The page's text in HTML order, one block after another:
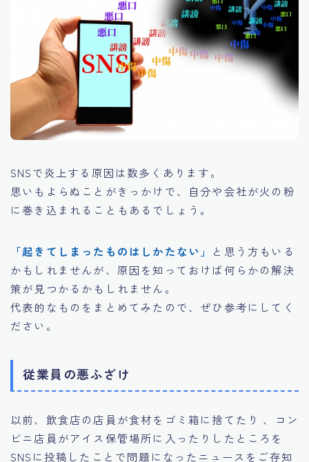
SNSで炎上する原因は数多くあります。
思いもよらぬことがきっかけで、自分や会社が火の粉
に巻き込まれることもあるでしょう。
「起きてしまったものはしかたない」
と思う方もいる
かもしれませんが、原因を知っておけば何らかの解決
策が見つかるかもしれません。
代表的なものをまとめてみたので、ぜひ参考にしてく
ださい。
従業員の悪ふざけ
以前、飲食店の店員が食材をゴミ箱に捨てたり 、コン
ビニ店員がアイス保管場所に入ったりしたところを
SNSに投稿したことで問題になったニュースをご存知